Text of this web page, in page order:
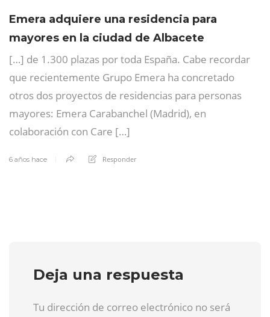
Emera adquiere una residencia para
mayores en la ciudad de Albacete
[…] de 1.300 plazas por toda España. Cabe recordar
que recientemente Grupo Emera ha concretado
otros dos proyectos de residencias para personas
mayores: Emera Carabanchel (Madrid), en
colaboración con Care […]
6 años hace Responder
Deja una respuesta
Tu dirección de correo electrónico no será